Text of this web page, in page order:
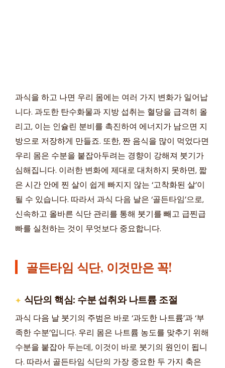
과식을 하고 나면 우리 몸에는 여러 가지 변화가 일어납
니다. 과도한 탄수화물과 지방 섭취는 혈당을 급격히 올
리고, 이는 인슐린 분비를 촉진하여 에너지가 남으면 지
방으로 저장하게 만들죠. 또한, 짠 음식을 많이 먹었다면
우리 몸은 수분을 붙잡아두려는 경향이 강해져 붓기가
심해집니다. 이러한 변화에 제대로 대처하지 못하면, 짧
은 시간 안에 찐 살이 쉽게 빠지지 않는 ‘고착화된 살’이
될 수 있습니다. 따라서 과식 다음 날은 ‘골든타임’으로,
신속하고 올바른 식단 관리를 통해 붓기를 빼고 급찐급
빠를 실천하는 것이 무엇보다 중요합니다.
골든타임 식단, 이것만은 꼭!
식단의 핵심: 수분 섭취와 나트륨 조절
과식 다음 날 붓기의 주범은 바로 ‘과도한 나트륨’과 ‘부
족한 수분’입니다. 우리 몸은 나트륨 농도를 맞추기 위해
수분을 붙잡아 두는데, 이것이 바로 붓기의 원인이 됩니
다. 따라서 골든타임 식단의 가장 중요한 두 가지 축은